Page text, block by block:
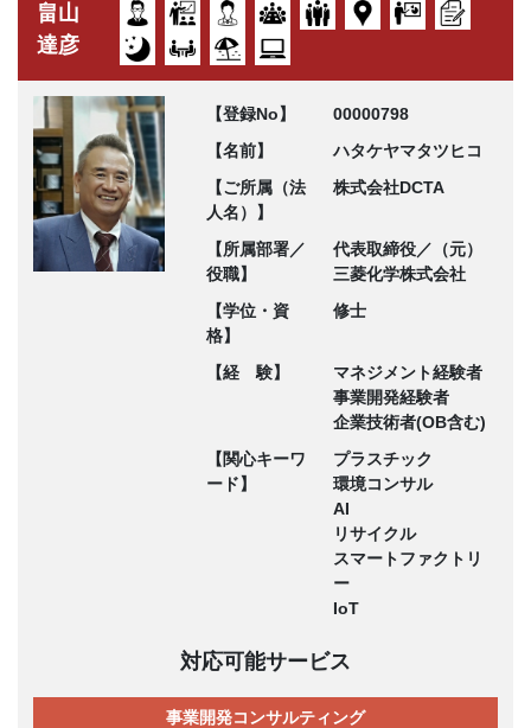
畠山
達彦
【登録No】
00000798
【名前】
ハタケヤマタツヒコ
【ご所属（法
人名）】
株式会社DCTA
【所属部署／
役職】
代表取締役／（元）
三菱化学株式会社
【学位・資
格】
修士
【経 験】
マネジメント経験者
事業開発経験者
企業技術者(OB含む)
【関心キーワ
ード】
プラスチック
環境コンサル
AI
リサイクル
スマートファクトリ
ー
IoT
対応可能サービス
事業開発コンサルティング